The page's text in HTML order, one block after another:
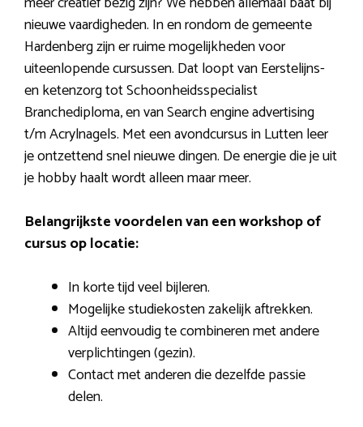
nieuwe vaardigheden. In en rondom de gemeente
Hardenberg zijn er ruime mogelijkheden voor
uiteenlopende cursussen. Dat loopt van Eerstelijns-
en ketenzorg tot Schoonheidsspecialist
Branchediploma, en van Search engine advertising
t/m Acrylnagels. Met een avondcursus in Lutten leer
je ontzettend snel nieuwe dingen. De energie die je uit
je hobby haalt wordt alleen maar meer.
Belangrijkste voordelen van een workshop of
cursus op locatie:
In korte tijd veel bijleren.
Mogelijke studiekosten zakelijk aftrekken.
Altijd eenvoudig te combineren met andere
verplichtingen (gezin).
Contact met anderen die dezelfde passie
delen.